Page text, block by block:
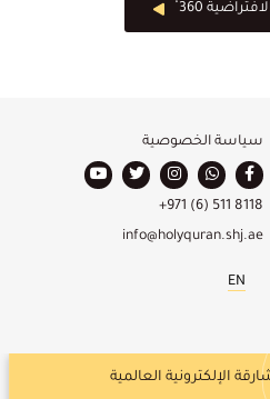
360
سياسة الخصوصية
+971 (6) 511 8118
info@holyquran.shj.ae
EN
الإلكترونية العالمية